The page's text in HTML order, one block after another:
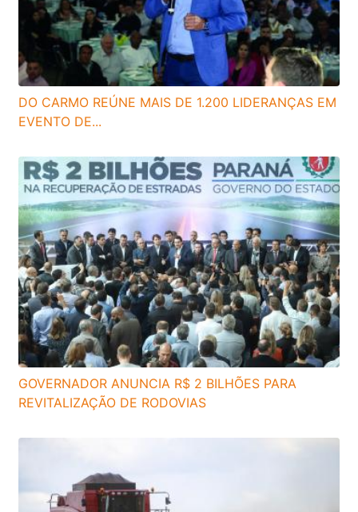
DO CARMO REÚNE MAIS DE 1.200 LIDERANÇAS EM
EVENTO DE...
GOVERNADOR ANUNCIA R$ 2 BILHÕES PARA
REVITALIZAÇÃO DE RODOVIAS